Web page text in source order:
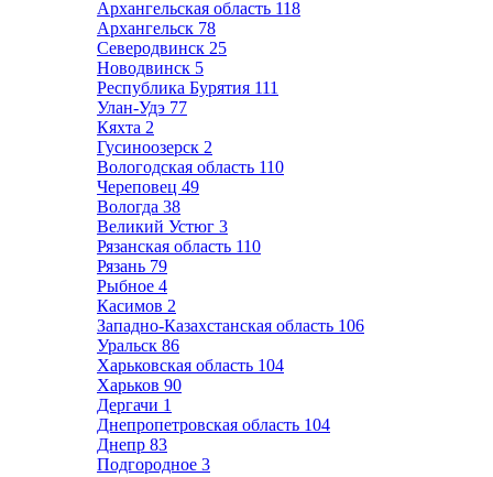
Архангельская область 118
Архангельск 78
Северодвинск 25
Новодвинск 5
Республика Бурятия 111
Улан-Удэ 77
Кяхта 2
Гусиноозерск 2
Вологодская область 110
Череповец 49
Вологда 38
Великий Устюг 3
Рязанская область 110
Рязань 79
Рыбное 4
Касимов 2
Западно-Казахстанская область 106
Уральск 86
Харьковская область 104
Харьков 90
Дергачи 1
Днепропетровская область 104
Днепр 83
Подгородное 3